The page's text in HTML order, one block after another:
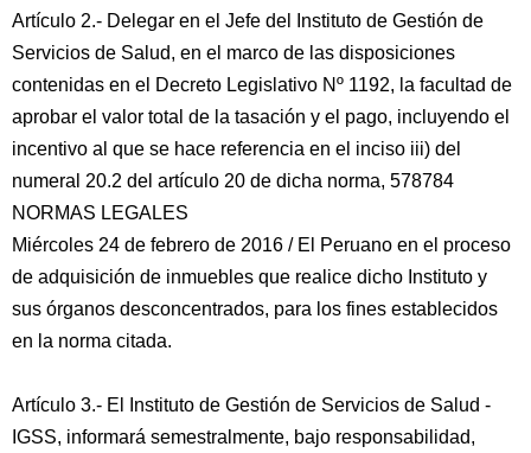
Artículo 2.- Delegar en el Jefe del Instituto de Gestión de
Servicios de Salud, en el marco de las disposiciones
contenidas en el Decreto Legislativo Nº 1192, la facultad de
aprobar el valor total de la tasación y el pago, incluyendo el
incentivo al que se hace referencia en el inciso iii) del
numeral 20.2 del artículo 20 de dicha norma, 578784
NORMAS LEGALES
Miércoles 24 de febrero de 2016 / El Peruano en el proceso
de adquisición de inmuebles que realice dicho Instituto y
sus órganos desconcentrados, para los fines establecidos
en la norma citada.
Artículo 3.- El Instituto de Gestión de Servicios de Salud -
IGSS, informará semestralmente, bajo responsabilidad,